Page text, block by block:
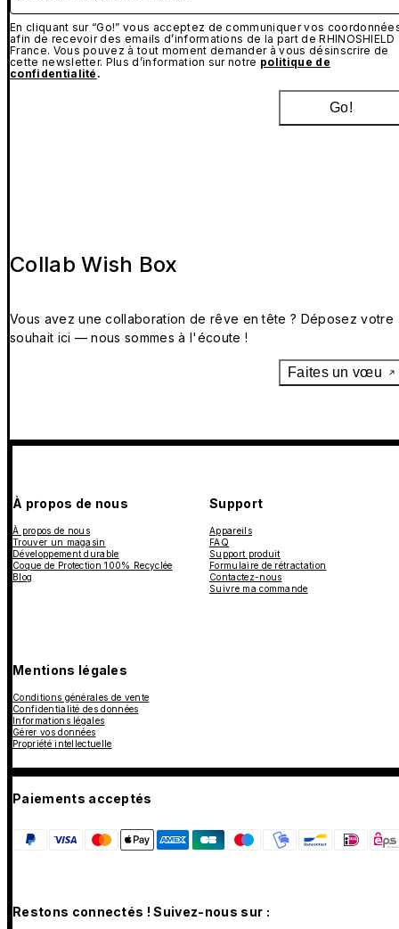
En cliquant sur “Go!” vous acceptez de communiquer vos
afin de recevoir des emails d’informations de la part de RHINOSHIELD
France. Vous pouvez à tout moment demander à vous désinscrire de
cette newsletter. Plus d’information sur notre politique de
confidentialité .
Go!
Collab Wish Box
Vous avez une collaboration de rêve en tête ? Déposez votre
souhait ici — nous sommes à l'écoute !
Faites un vœu
À propos de nous
À propos de nous
Trouver un magasin
Développement durable
Coque de Protection 100% Recyclée
Blog
Support
Appareils
FAQ
Support produit
Formulaire de rétractation
Contactez-nous
Suivre ma commande
Mentions légales
Conditions générales de vente
Confidentialité des données
Informations légales
Gérer vos données
Propriété intellectuelle
Paiements acceptés
Restons connectés ! Suivez-nous sur :